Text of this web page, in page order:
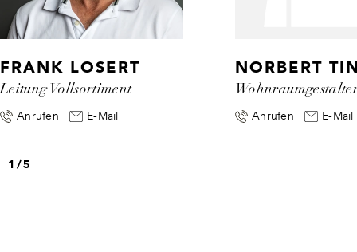
FRANK LOSERT
Leitung Vollsortiment
Anrufen E-Mail
NORBERT
Anrufen E-Mail
1/5